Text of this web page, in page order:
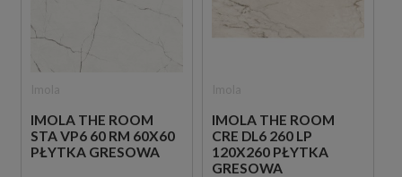
IMOLA THE ROOM
STA VP6 60 RM 60X60
PŁYTKA GRESOWA
IMOLA THE ROOM
CRE DL6 260 LP
120X260 PŁYTKA
GRESOWA